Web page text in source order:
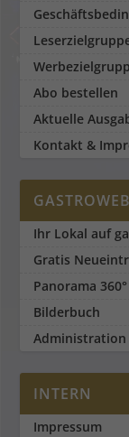
Abo bestellen
Aktuelle
Kontakt &
Ihr Lokal auf
Gratis
Panorama 360°
Bilderbuch
Administration
INTERN
Impressum